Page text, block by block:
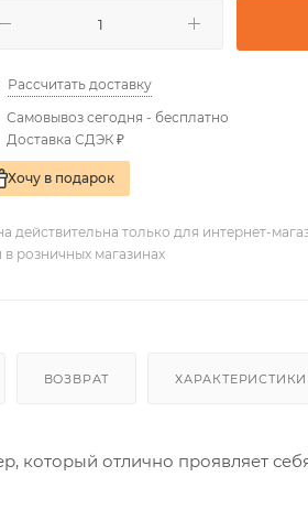
Рассчитать доставку
Самовывоз сегодня - бесплатно
Доставка СДЭК ₽
Хочу в подарок
действительна только для интернет-
в розничных магазинах
ВОЗВРАТ ХАРАКТЕРИСТИКИ
который отлично проявляет